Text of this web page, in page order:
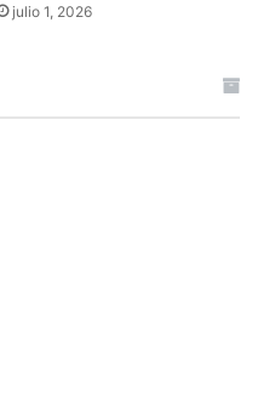
julio 1, 2026